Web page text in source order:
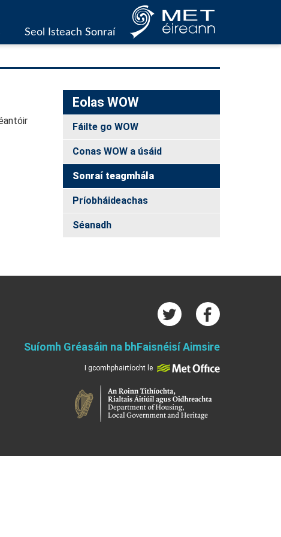
(current)Seol Isteach Sonraí
Eolas WOW
Fáilte go WOW
Conas WOW a úsáid
Sonraí teagmhála
Príobháideachas
Séanadh
Suíomh Gréasáin na bhFaisnéisí Aimsire
I gcomhphairtíocht le